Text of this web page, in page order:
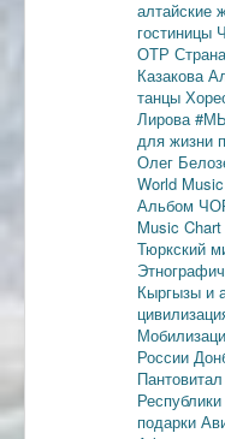
алтайские
гостиницы
ОТР
Казакова
танцы
Лирова
для жизни
Олег
World Music
Альбом
Music
Тюркский
Кыргызы и
России
Пантовитал
подарки